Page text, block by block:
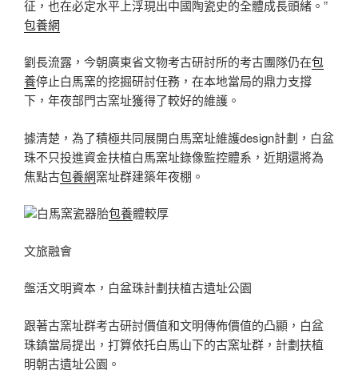
征，也在必定水平上浮現出中國陶瓷史的全體成長頭緒。”
包養網
劉長流露，今朝廣東省文物考古研討所的考古團隊仍在包
養停止白馬窯的挖掘研討任務，在本地當局的鼎力支撐
下，年夜部門古窯址獲得了較好的維護。
據清楚，為了積極共同展開白馬窯址維護design計劃，白盆
珠不只投進資金扶植白馬窯址錄像監控體系，近期還將為
焦點古包養網窯址群建築年夜棚。
白馬窯瓷器胎包養體較厚
文旅融會
盤活文明資本，白盆珠計劃扶植古遺址公園
跟著古窯址群考古研討價值和文明傳佈價值的凸顯，白盆
珠鎮當局提出，打算依托白馬山下的古窯址群，計劃扶植
明朝古遺址公園。